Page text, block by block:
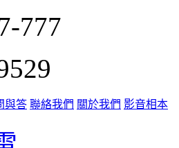
777
與答 聯絡我們 關於我們 影音相本